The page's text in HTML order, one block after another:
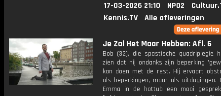
17-03-2026 21:10 NPO2
Kennis.TV
Alle afleveringen
Je Zal Het Maar Hebben: Afl. 6
Bob (32), die spastische quadriplegie
zien dat hij ondanks zijn beperking
kan doen met de rest. Hij ervaart
als beperkingen, maar als uitdagingen.
Emma in de hottub een mooi